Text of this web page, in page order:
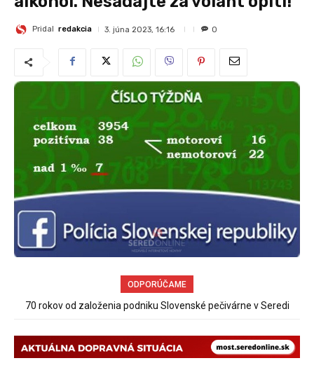
Pridal redakcia 3. júna 2023, 16:16 0
ODPORÚČAME
Sereď niekedy bola mestom s výborným napojením na